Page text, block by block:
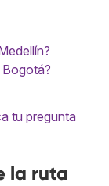
tu pregunta
la ruta